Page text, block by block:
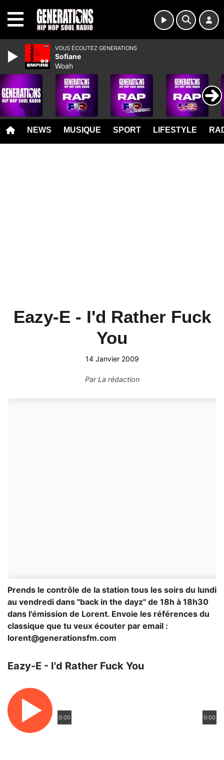
NEWS MUSIQUE SPORT LIFESTYLE
Eazy-E - I'd Rather Fuck
You
14 Janvier 2009
ParLa rédaction
Prends le contrôle de la station tous les soirs du lundi
au vendredi dans "back in the dayz" de 18h à 18h30
dans l'émission de Lorent. Envoie les références du
classique que tu veux écouter par email :
lorent@generationsfm.com
Eazy-E - I'd Rather Fuck You
0:00 0:00
VOUS ÉCOUTEZ GENERATIONS
Sofiane
Woah